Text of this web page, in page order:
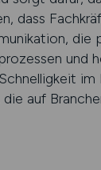
dass
die
und
auf